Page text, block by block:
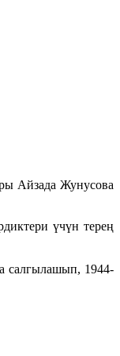
Айзада Жунусова
үчүн терең
салгылашып, 1944-